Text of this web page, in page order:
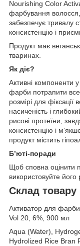
Nourishing Color
фарбування волосся,
забезпечує тривалу
консистенцію і
Продукт має
тваринах.
Як діє?
Активні компоненти
фарби потрапити
розмірі для
насиченість і
рисові протеїни,
консистенцію і
продукт містить
Б’юті-поради
Щоб сповна оцінити
використовуйте
Склад товару
Активатор для
Vol 20, 6%, 900 мл
Aqua (Water),
Hydrolized Rice Bran